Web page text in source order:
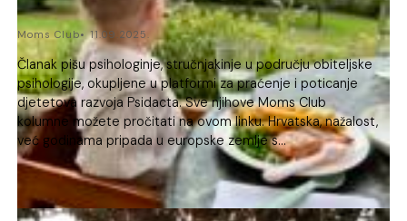
Moms Club 11.09.2025.
Članak pišu psihologinje, stručnjakinje u području obiteljske
psihologije, okupljene u platformi za praćenje i poticanje
djetetova razvoja Psidacta. Sve njihove Moms Club
kolumne možete pročitati na ovom linku. Hrvatska, nažalost,
već godinama pripada u europske zemlje s...